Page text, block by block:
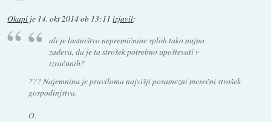
Okapi je 14. okt 2014 ob 13:11 izjavil:
ali je lastništvo nepremičnine sploh tako nujna
zadeva, da je ta strošek potrebno upoštevati v
izračunih?
??? Najemnina je praviloma najvišji posamezni mesečni strošek
gospodinjstva.
O.